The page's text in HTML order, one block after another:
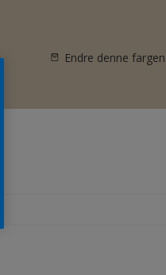
Endre denne fargen